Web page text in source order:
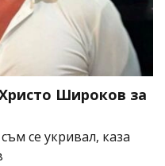
Широков за
се укривал, каза